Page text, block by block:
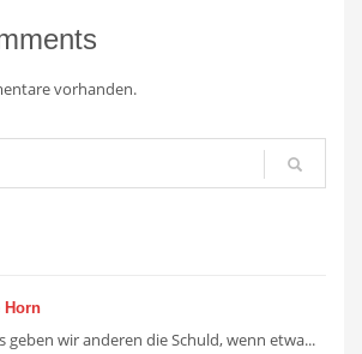
vorhanden.
Horn
geben wir anderen die Schuld, wenn etwa...